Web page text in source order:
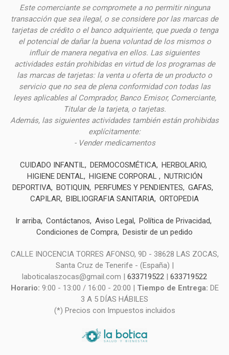
Este comerciante se compromete a no permitir ninguna
transacción que sea ilegal, o se considere por las marcas de
tarjetas de crédito o el banco adquiriente, que pueda o tenga
el potencial de dañar la buena voluntad de los mismos o
influir de manera negativa en ellos. Las siguientes
actividades están prohibidas en virtud de los programas de
las marcas de tarjetas: la venta u oferta de un producto o
servicio que no sea de plena conformidad con todas las
leyes aplicables al Comprador, Banco Emisor, Comerciante,
Titular de la tarjeta, o tarjetas.
Además, las siguientes actividades también están prohibidas
explícitamente:
- Vender medicamentos
CUIDADO INFANTIL DERMOCOSMÉTICA HERBOLARIO
HIGIENE DENTAL HIGIENE CORPORAL
NUTRICIÓN
DEPORTIVA BOTIQUIN PERFUMES Y PENDIENTES
GAFAS
CAPILAR BIBLIOGRAFIA SANITARIA ORTOPEDIA
Ir arriba Contáctanos Aviso Legal
Política de Privacidad
Condiciones de Compra Desistir de un pedido
CALLE INOCENCIA TORRES AFONSO, 9D - 38628 LAS ZOCAS,
Santa Cruz de Tenerife - (España) |
laboticalaszocas@gmail.com | 633719522 | 633719522
Horario: 9:00 - 13:00 / 16:00 - 20:00 | Tiempo de Entrega: DE
3 A 5 DÍAS HÁBILES
(*) Precios con Impuestos incluidos